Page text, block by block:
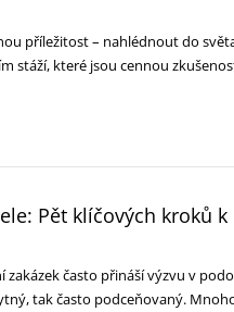
příležitost – nahlédnout do
stáží, které jsou cennou
Pět klíčových kroků
často přináší výzvu v
tak často podceňovaný.